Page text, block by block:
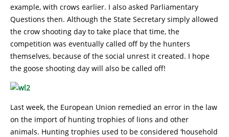
example, with crows earlier. I also asked Parliamentary
Questions then. Although the State Secretary simply allowed
the crow shooting day to take place that time, the
competition was eventually called off by the hunters
themselves, because of the social unrest it created. I hope
the goose shooting day will also be called off!
Last week, the European Union remedied an error in the law
on the import of hunting trophies of lions and other
animals. Hunting trophies used to be considered ‘household